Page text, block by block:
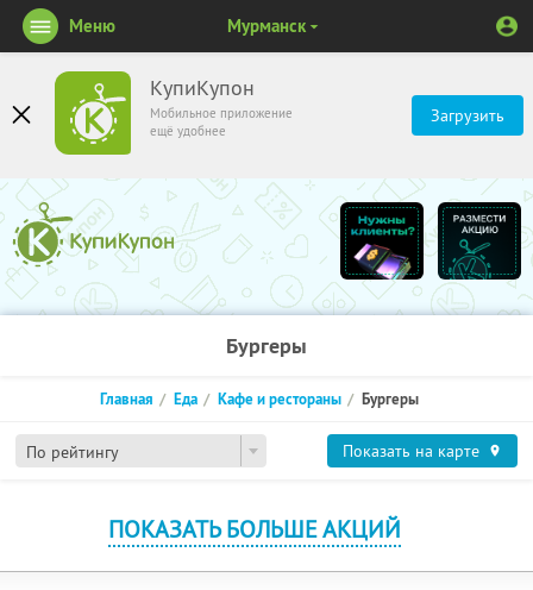
КупиКупон
Мобильное приложение
ещё удобнее
Загрузить
Меню Мурманск
Бургеры
По рейтингу
Главная Еда Кафе и рестораны Бургеры
Показать на карте
ПОКАЗАТЬ БОЛЬШЕ АКЦИЙ